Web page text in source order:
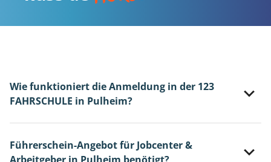
Wie funktioniert die Anmeldung in der 123
FAHRSCHULE in Pulheim?
Führerschein-Angebot für Jobcenter &